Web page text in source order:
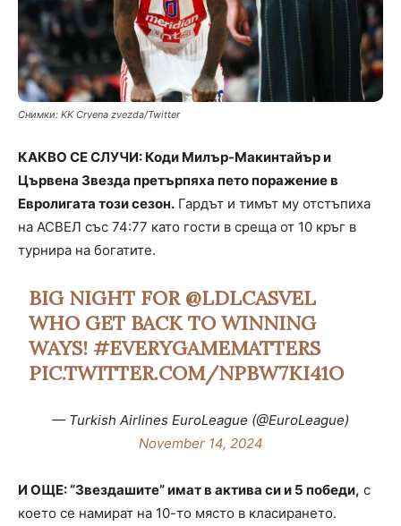
Снимки: KK Crvena zvezda/Twitter
КАКВО СЕ СЛУЧИ: Коди Милър-Макинтайър и
Цървена Звезда претърпяха пето поражение в
Евролигата този сезон. Гардът и тимът му отстъпиха
на АСВЕЛ със 74:77 като гости в среща от 10 кръг в
турнира на богатите.
BIG NIGHT FOR @LDLCASVEL
WHO GET BACK TO WINNING
WAYS!#EVERYGAMEMATTERS
PIC.TWITTER.COM/NPBW7KI41O
— Turkish Airlines EuroLeague (@EuroLeague)
November 14, 2024
И ОЩЕ: “Звездашите” имат в актива си и 5 победи, с
което се намират на 10-то място в класирането.